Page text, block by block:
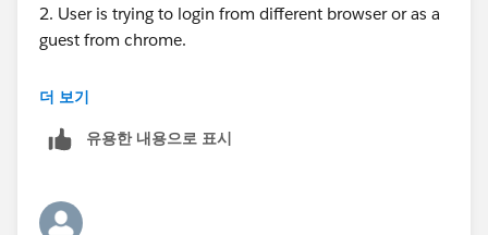
2. User is trying to login from different browser or as a
guest from chrome.
Following are solutions:
1. change your broswer setting for cookie and use
2. Go to setup-> Network setting. Add your ip address.
더 보기
유용한 내용으로 표시